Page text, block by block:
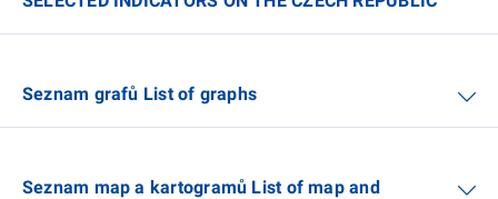
Seznam grafů List of graphs
Seznam map a kartogramů List of map and